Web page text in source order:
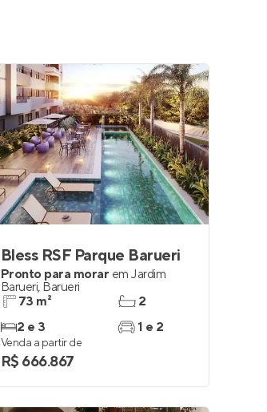
Bless RSF Parque Barueri
Pronto para morar em Jardim
Barueri, Barueri
73 m²
2 e 3
2
1 e 2
Venda a partir de
R$ 666.867